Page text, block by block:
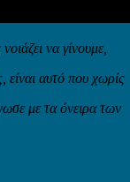
να γίνουμε,
είναι αυτό που χωρίς
με τα όνειρα των